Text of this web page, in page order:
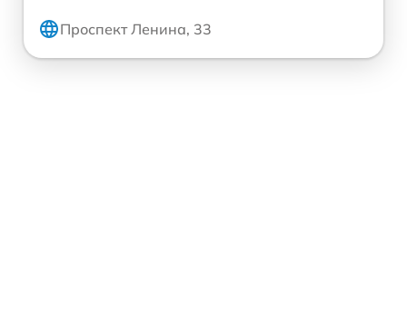
Проспект Ленина, 33